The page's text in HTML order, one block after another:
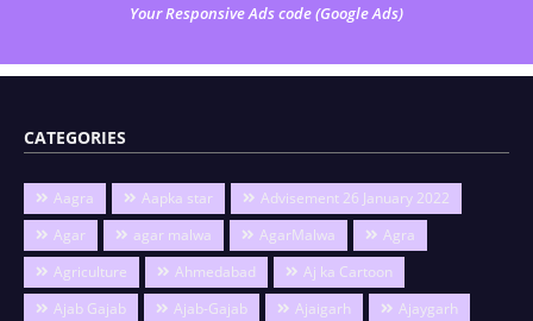
Your Responsive Ads code (Google Ads)
CATEGORIES
Aagra Aapka star
Advisement 26 January 2022
Agar
agar malwa AgarMalwa
Agra
Agriculture
Ahmedabad
Aj ka Cartoon
Ajab Gajab
Ajab-Gajab Ajaigarh
Ajaygarh